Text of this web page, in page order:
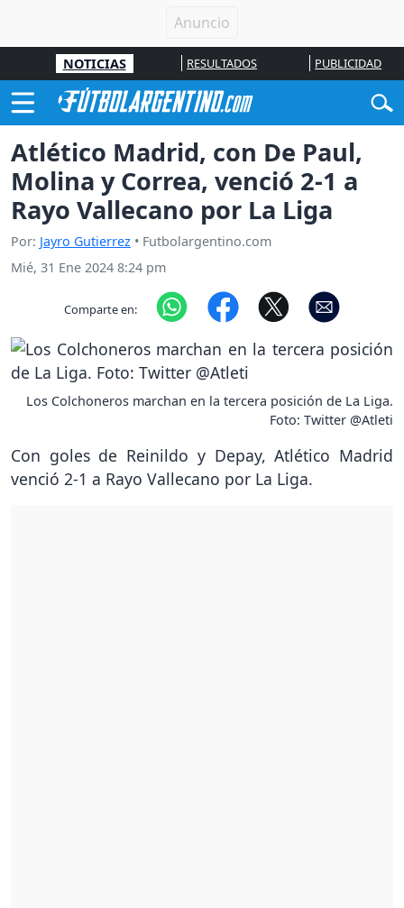
NOTICIAS RESULTADOS PUBLICIDAD
Atlético Madrid, con De Paul,
Molina y Correa, venció 2-1 a
Rayo Vallecano por La Liga
Por: Jayro Gutierrez • Futbolargentino.com
Mié, 31 Ene 2024 8:24 pm
Comparte en:
Los Colchoneros marchan en la tercera posición de La Liga.
Foto: Twitter @Atleti
Con goles de Reinildo y Depay, Atlético Madrid
venció 2-1 a Rayo Vallecano por La Liga.